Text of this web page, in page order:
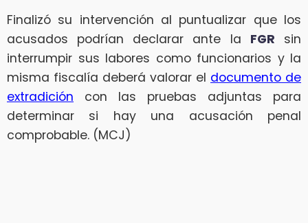
Finalizó su intervención al puntualizar que los
acusados podrían declarar ante la FGR sin
interrumpir sus labores como funcionarios y la
misma fiscalía deberá valorar el documento de
extradición con las pruebas adjuntas para
determinar si hay una acusación penal
comprobable. (MCJ)